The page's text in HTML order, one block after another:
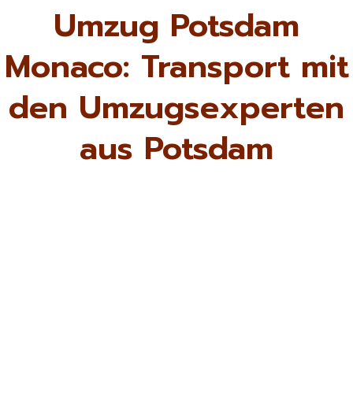
Umzug Potsdam
Monaco: Transport mit
den Umzugsexperten
aus Potsdam